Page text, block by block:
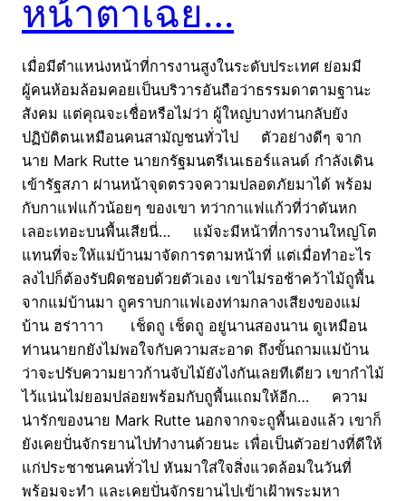
หน้าตาเฉย…
เมื่อมีตำแหน่งหน้าที่การงานสูงในระดับประเทศ ย่อมมี
ผู้คนห้อมล้อมคอยเป็นบริวารอันถือว่าธรรมดาตามฐานะ
สังคม แต่คุณจะเชื่อหรือไม่ว่า ผู้ใหญ่บางท่านกลับยัง
ปฏิบัติตนเหมือนคนสามัญชนทั่วไป ตัวอย่างดีๆ จาก
นาย Mark Rutte นายกรัฐมนตรีเนเธอร์แลนด์ กำลังเดิน
เข้ารัฐสภา ผ่านหน้าจุดตรวจความปลอดภัยมาได้ พร้อม
กับกาแฟแก้วน้อยๆ ของเขา ทว่ากาแฟแก้วที่ว่าดันหก
เลอะเทอะบนพื้นเสียนี่… แม้จะมีหน้าที่การงานใหญ่โต
แทนที่จะให้แม่บ้านมาจัดการตามหน้าที่ แต่เมื่อทำอะไร
ลงไปก็ต้องรับผิดชอบด้วยตัวเอง เขาไม่รอช้าคว้าไม้ถูพื้น
จากแม่บ้านมา ถูคราบกาแฟเองท่ามกลางเสียงของแม่
บ้าน ฮร่าาาา เช็ดถู เช็ดถู อยู่นานสองนาน ดูเหมือน
ท่านนายกยังไม่พอใจกับความสะอาด ถึงขั้นถามแม่บ้าน
ว่าจะปรับความยาวก้านจับไม้ยังไงกันเลยทีเดียว เขากำไม้
ไว้แน่นไม่ยอมปล่อยพร้อมกับถูพื้นแถมให้อีก… ความ
น่ารักของนาย Mark Rutte นอกจากจะถูพื้นเองแล้ว เขาก็
ยังเคยปั่นจักรยานไปทำงานด้วยนะ เพื่อเป็นตัวอย่างที่ดีให้
แก่ประชาชนคนทั่วไป หันมาใส่ใจสิ่งแวดล้อมในวันที่
พร้อมจะทำ และเคยปั่นจักรยานไปเข้าเฝ้าพระมหา